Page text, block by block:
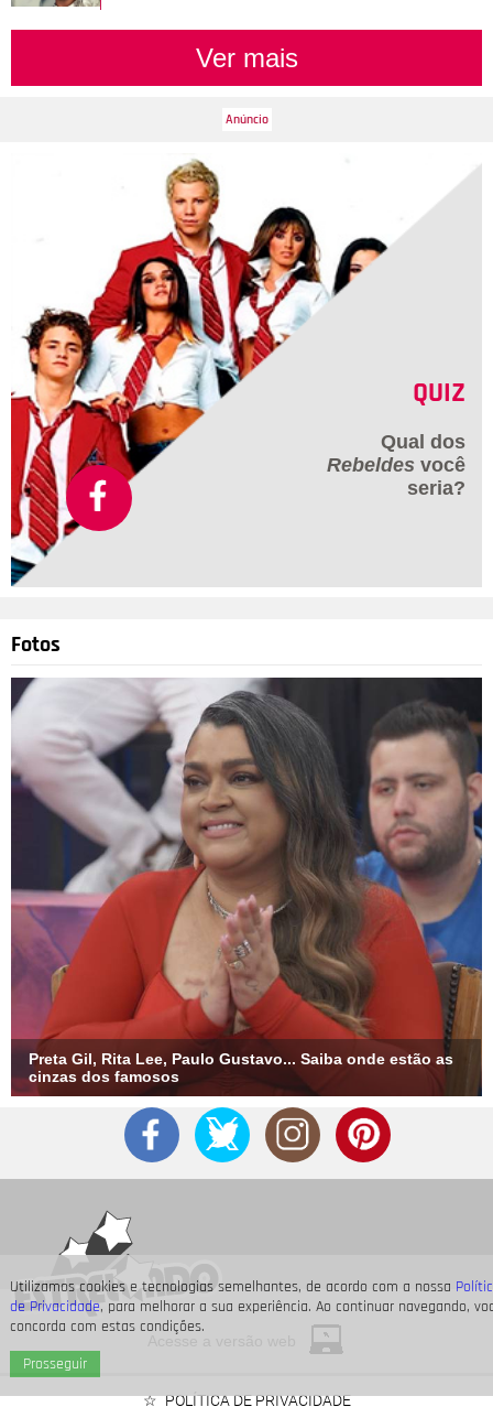
Utilizamos cookies e tecnologias semelhantes, de acordo com a nossa
de Privacidade, para melhorar a sua experiência. Ao continuar navegando,
concorda com estas condições.
Prosseguir
Ver mais
QUIZ
Qual dos
Rebeldes você
seria?
Fotos
Preta Gil, Rita Lee, Paulo Gustavo... Saiba onde estão as
cinzas dos famosos
POLÍTICA DE PRIVACIDADE